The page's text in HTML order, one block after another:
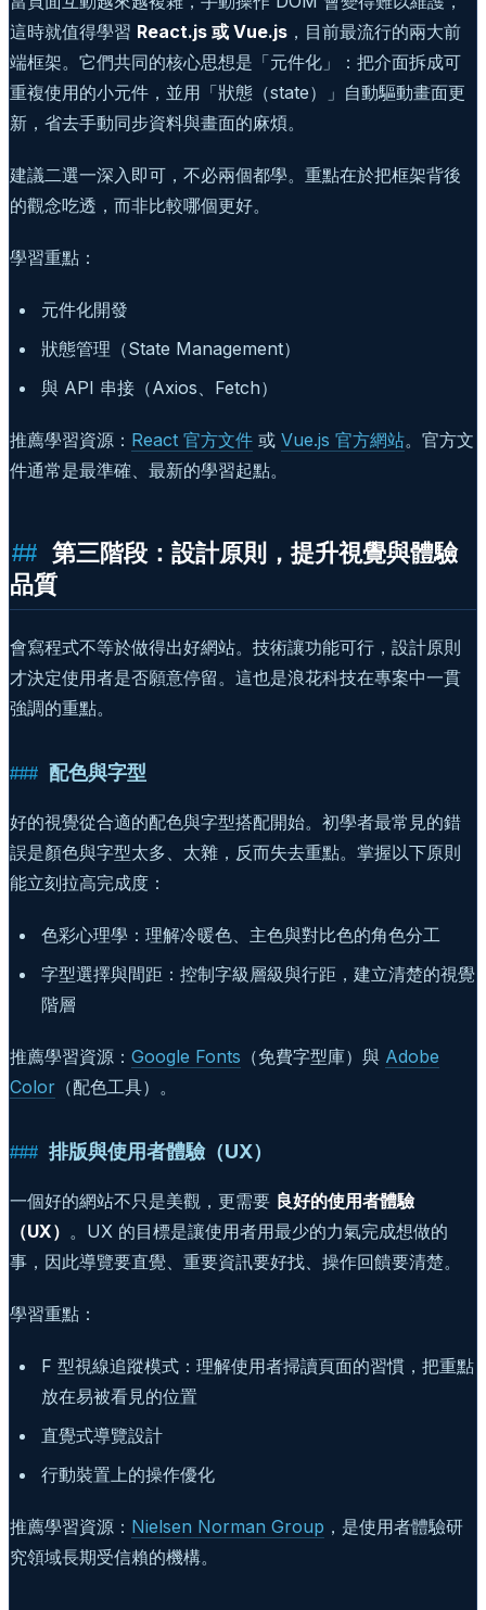
這時就值得學習 React.js 或 Vue.js ，目前最流行的兩大前
端框架。它們共同的核心思想是「元件化」：把介面拆成可
重複使用的小元件，並用「狀態（state）」自動驅動畫面更
新，省去手動同步資料與畫面的麻煩。
建議二選一深入即可，不必兩個都學。重點在於把框架背後
的觀念吃透，而非比較哪個更好。
學習重點：
元件化開發
狀態管理（State Management）
與 API 串接（Axios、Fetch）
推薦學習資源： React 官方文件 或 Vue.js 官方網站。官方文
件通常是最準確、最新的學習起點。
第三階段：設計原則，提升視覺與體驗
品質
會寫程式不等於做得出好網站。技術讓功能可行，設計原則
才決定使用者是否願意停留。這也是浪花科技在專案中一貫
強調的重點。
配色與字型
好的視覺從合適的配色與字型搭配開始。初學者最常見的錯
誤是顏色與字型太多、太雜，反而失去重點。掌握以下原則
能立刻拉高完成度：
色彩心理學：理解冷暖色、主色與對比色的角色分工
字型選擇與間距：控制字級層級與行距，建立清楚的視覺
階層
推薦學習資源： Google Fonts （免費字型庫）與 Adobe
Color （配色工具）。
排版與使用者體驗（UX）
一個好的網站不只是美觀，更需要 良好的使用者體驗
（UX） 。UX 的目標是讓使用者用最少的力氣完成想做的
事，因此導覽要直覺、重要資訊要好找、操作回饋要清楚。
學習重點：
F 型視線追蹤模式：理解使用者掃讀頁面的習慣，把重點
放在易被看見的位置
直覺式導覽設計
行動裝置上的操作優化
推薦學習資源： Nielsen Norman Group ，是使用者體驗研
究領域長期受信賴的機構。